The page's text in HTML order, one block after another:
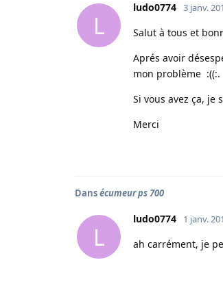
L
ludo0774 3 janv.
Salut à tous et
Aprés avoir
mon problème :((:.
Si vous avez ça,
Merci
Dansécumeur ps 700
L
ludo0774 1 janv.
ah carrément, je